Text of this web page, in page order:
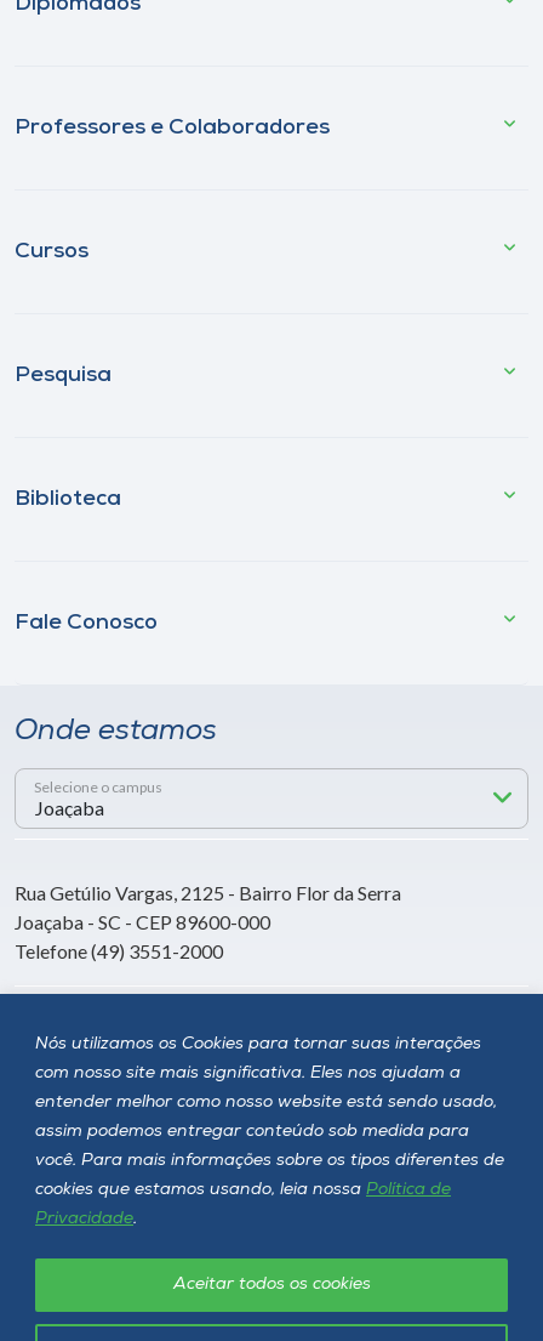
Nós utilizamos os Cookies para tornar suas interações
com nosso site mais significativa. Eles nos ajudam a
entender melhor como nosso website está sendo usado,
assim podemos entregar conteúdo sob medida para
você. Para mais informações sobre os tipos diferentes de
cookies que estamos usando, leia nossa Política de
Privacidade.
Aceitar todos os cookies
Professores e Colaboradores
Cursos
Pesquisa
Biblioteca
Fale Conosco
Onde estamos
Selecione o campus
Rua Getúlio Vargas, 2125 - Bairro Flor da Serra
Joaçaba - SC - CEP 89600-000
Telefone (49) 3551-2000
Siga a Unoesc
Política de privacidade LGPD